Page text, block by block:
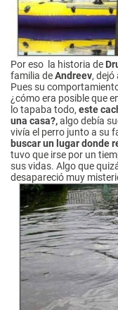
Por eso la historia de
familia deAndreev, dejó
Pues su
¿cómo era posible que
lo tapaba todo, este
una casa?,algo debía
vivía el perro junto a su
buscar un lugar donde
tuvo que irse por un
sus vidas. Algo que
desapareció muy